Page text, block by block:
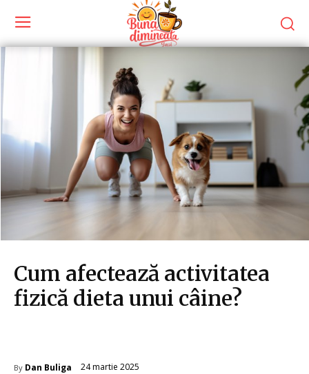
Cum afectează activitatea
fizică dieta unui câine?
By Dan Buliga 24 martie 2025